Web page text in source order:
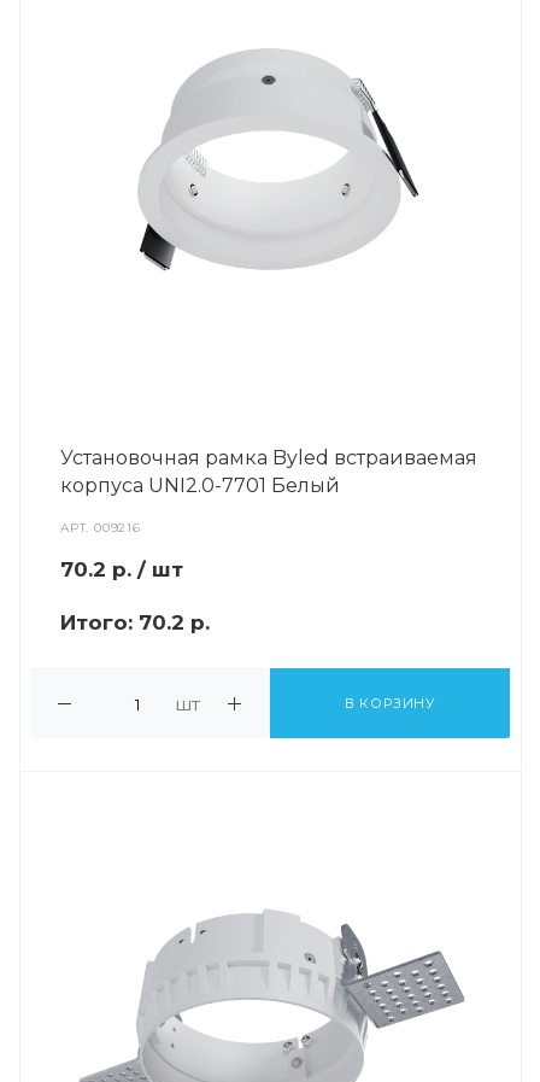
Установочная рамка Byled встраиваемая
корпуса UNI2.0-7701 Белый
АРТ.009216
70.2 р. / шт
Итого: 70.2 р.
шт В КОРЗИНУ